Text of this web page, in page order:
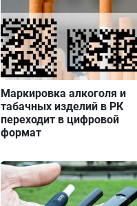
Маркировка алкоголя и
табачных изделий в РК
переходит в цифровой
формат